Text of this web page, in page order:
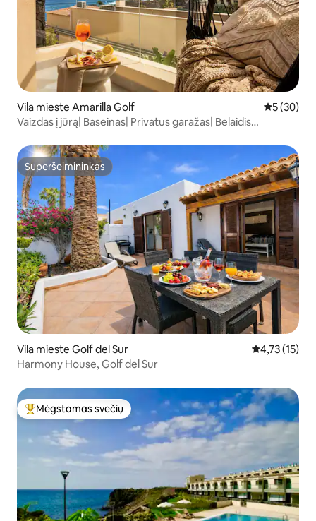
Vila mieste Amarilla Golf Vidutinis
5 (30)
Vaizdas į jūrą| Baseinas| Privatus garažas| Belaidis
Superšeimininkas
Superšeimininkas
Vila mieste Golf del Sur Vidutinis
4,73 (15)
Harmony House, Golf del Sur
Svečių mėgstamiausias
Mėgstamas svečių